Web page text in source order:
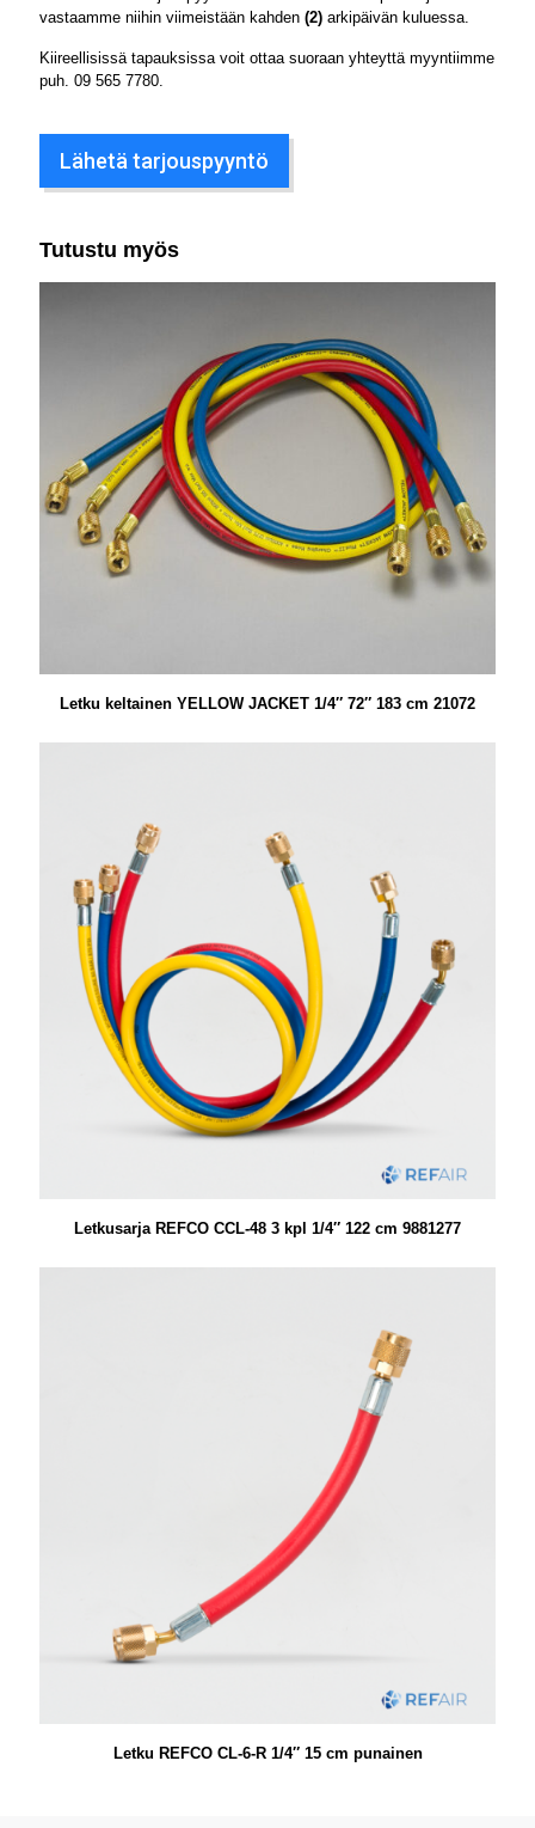
vastaamme niihin viimeistään kahden (2) arkipäivän kuluessa.
Kiireellisissä tapauksissa voit ottaa suoraan yhteyttä myyntiimme
puh. 09 565 7780
Lähetä tarjouspyyntö
Tutustu myös
Letku keltainen YELLOW JACKET 1/4″ 72″ 183 cm 21072
Letkusarja REFCO CCL-48 3 kpl 1/4″ 122 cm 9881277
Letku REFCO CL-6-R 1/4″ 15 cm punainen